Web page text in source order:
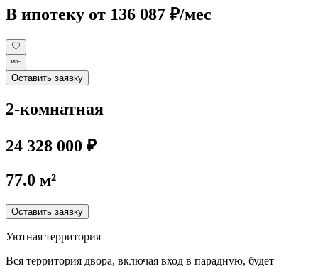
В ипотеку от 136 087 ₽/мес
Оставить заявку
2-комнатная
24 328 000 ₽
77.0 м²
Оставить заявку
Уютная территория
Вся территория двора, включая вход в парадную, будет